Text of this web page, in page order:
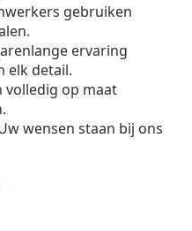
gebruiken
ervaring
elk detail.
volledig op maat
wensen staan bij ons